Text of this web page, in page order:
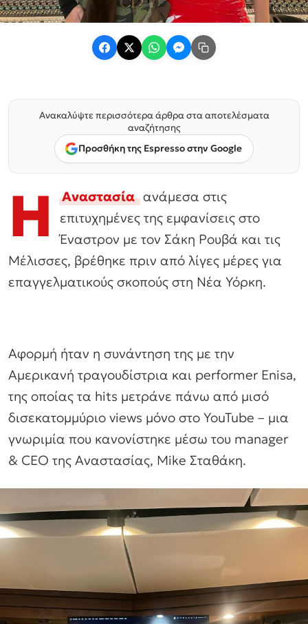
Ανακαλύψτε περισσότερα άρθρα στα αποτελέσματα
αναζήτησης
Προσθήκη της Espresso στην Google
Η Αναστασία ανάμεσα στις
επιτυχημένες της εμφανίσεις στο
Έναστρον με τον Σάκη Ρουβά και τις
Μέλισσες, βρέθηκε πριν από λίγες μέρες για
επαγγελματικούς σκοπούς στη Νέα Υόρκη.
Αφορμή ήταν η συνάντηση της με την
Αμερικανή τραγουδίστρια και performer Enisa,
της οποίας τα hits μετράνε πάνω από μισό
δισεκατομμύριο views μόνο στο YouTube – μια
γνωριμία που κανονίστηκε μέσω του manager
& CEO της Αναστασίας, Mike Σταθάκη.